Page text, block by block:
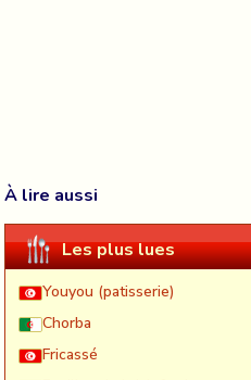
À lire aussi
Les plus lues
Youyou (patisserie)
Chorba
Fricassé